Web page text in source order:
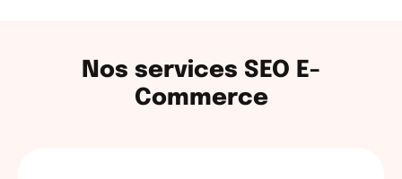
Nos services SEO E-
Commerce